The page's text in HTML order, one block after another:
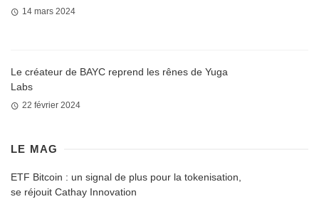
14 mars 2024
Le créateur de BAYC reprend les rênes de Yuga
Labs
22 février 2024
LE MAG
ETF Bitcoin : un signal de plus pour la tokenisation,
se réjouit Cathay Innovation